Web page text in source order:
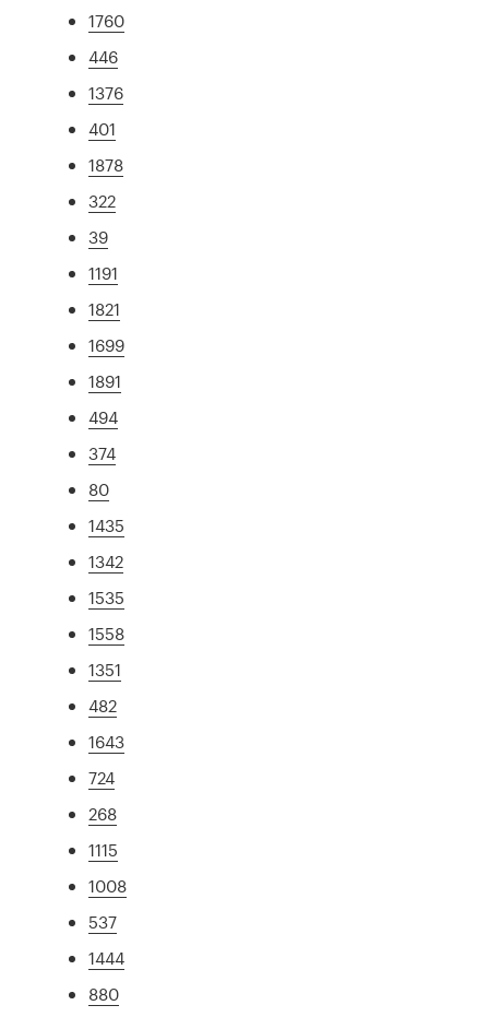
1760
446
1376
401
1878
322
39
1191
1821
1699
1891
494
374
80
1435
1342
1535
1558
1351
482
1643
724
268
1115
1008
537
1444
880